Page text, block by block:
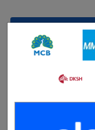
Salary +
အရည်အချင်းပေါ် မူတ